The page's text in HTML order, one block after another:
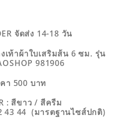
จัดส่ง 14-18 วัน
งเท้าผ้าใบเสริมส้น 6 ซม. รุ่น
981906
า 500 บาท
: สีขาว / สีครีม
43 44 (มารตฐานไซส์ปกติ)